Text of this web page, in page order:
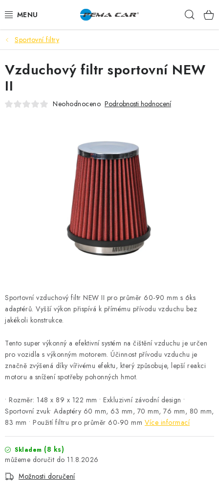
na
NOVINKY
DOPRODEJ
AUTODOPLŇKY
O nás Doprava Značky Kontakty
Reklamace
Zásady zpracování osobních údajů
Sportovní filtry
Sportovní vzduchový filtr NEW II pro průměr 60-90 mm s 6ks
adaptérů. Vyšší výkon přispívá k přímému přívodu vzduchu bez
jakékoli konstrukce.
Tento super výkonný a efektivní systém na čištění vzduchu je určen
pro vozidla s výkonným motorem. Účinnost přívodu vzduchu je
značně zvýšená díky vířivému efektu, který způsobuje, lepší reakci
motoru a snížení spotřeby pohonných hmot.
• Rozměr: 148 x 89 x 122 mm • Exkluzivní závodní design •
Sportovní zvuk• Adaptéry 60 mm, 63 mm, 70 mm, 76 mm, 80 mm,
83 mm • Použití filtru pro průměr 60-90 mm Více informací
Skladem (8 ks)
11.8.2026
Možnosti doručení
Vzduchový filtr sportovní NEW
II
Neohodnoceno Podrobnosti hodnocení